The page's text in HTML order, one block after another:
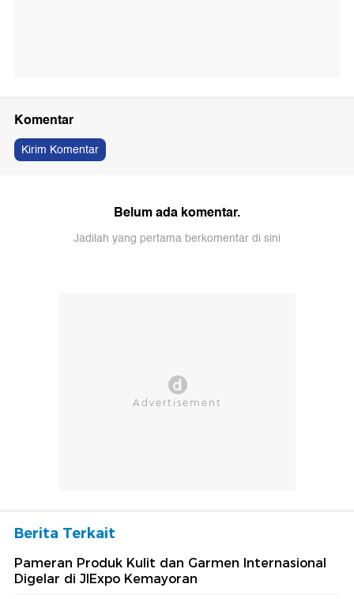
Komentar
Kirim Komentar
Belum ada komentar.
Jadilah yang pertama berkomentar di sini
Berita Terkait
Pameran Produk Kulit dan Garmen Internasional
Digelar di JIExpo Kemayoran